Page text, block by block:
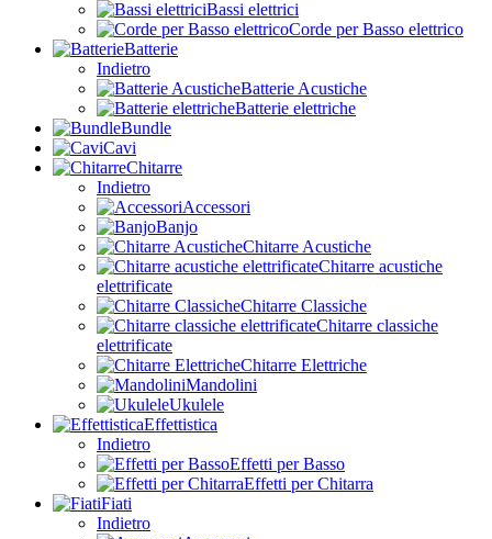
Bassi elettrici
Corde per Basso elettrico
Batterie
Indietro
Batterie Acustiche
Batterie elettriche
Bundle
Cavi
Chitarre
Indietro
Accessori
Banjo
Chitarre Acustiche
Chitarre acustiche
elettrificate
Chitarre Classiche
Chitarre classiche
elettrificate
Chitarre Elettriche
Mandolini
Ukulele
Effettistica
Indietro
Effetti per Basso
Effetti per Chitarra
Fiati
Indietro